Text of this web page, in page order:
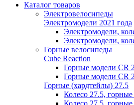
Каталог товаров
Электровелосипеды
Электромодели 2021 года
Электромодели,
Электромодели,
Горные велосипеды
Cube Reaction
Горные модели CR
Горные модели CR
Горные (хардтейлы) 27.5
Колесо 27.5,
Колесо 27.5,